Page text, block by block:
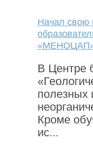
Начал свою
В Центре
полезных
Кроме
ис...